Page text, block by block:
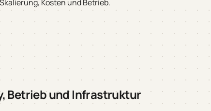
Kosten und Betrieb.
Betrieb und Infrastruktur